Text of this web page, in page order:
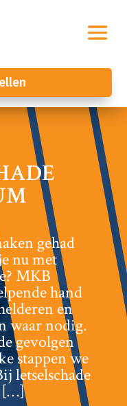
gehad
nu met
MKB
hand
en
waar nodig.​
gevolgen
stappen we
letselschade
[…]